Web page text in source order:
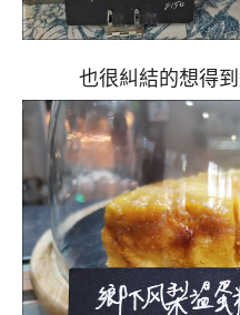
也很糾結的想得